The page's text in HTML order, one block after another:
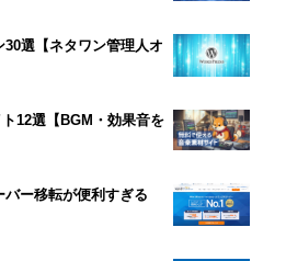
選【ネタワン管理人オ
12選【BGM・効果音を
ー移転が便利すぎる